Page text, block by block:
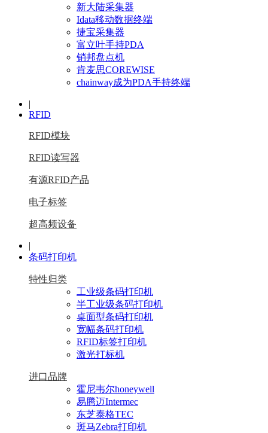
新大陆采集器
Idata移动数据终端
捷宝采集器
富立叶手持PDA
销邦盘点机
肯麦思COREWISE
chainway成为PDA手持终端
|
RFID
RFID模块
RFID读写器
有源RFID产品
电子标签
超高频设备
|
条码打印机
特性归类
工业级条码打印机
半工业级条码打印机
桌面型条码打印机
宽幅条码打印机
RFID标签打印机
激光打标机
进口品牌
霍尼韦尔honeywell
易腾迈Intermec
东芝泰格TEC
斑马Zebra打印机